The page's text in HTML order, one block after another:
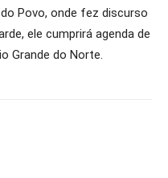
Povo, onde fez discurso
ele cumprirá agenda de
Grande do Norte.